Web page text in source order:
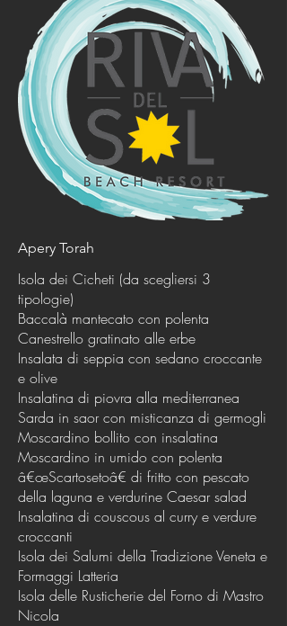
Apery Torah
Isola dei Cicheti (da scegliersi 3
tipologie)
Baccalà mantecato con polenta
Canestrello gratinato alle erbe
Insalata di seppia con sedano croccante
e olive
Insalatina di piovra alla mediterranea
Sarda in saor con misticanza di germogli
Moscardino bollito con insalatina
Moscardino in umido con polenta
â€œScartosetoâ€ di fritto con pescato
della laguna e verdurine Caesar salad
Insalatina di couscous al curry e verdure
croccanti
Isola dei Salumi della Tradizione Veneta e
Formaggi Latteria
Isola delle Rusticherie del Forno di Mastro
Nicola